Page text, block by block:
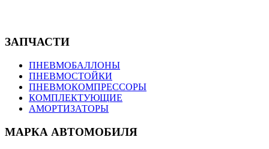
ЗАПЧАСТИ
ПНЕВМОБАЛЛОНЫ
ПНЕВМОСТОЙКИ
ПНЕВМОКОМПРЕССОРЫ
КОМПЛЕКТУЮЩИЕ
АМОРТИЗАТОРЫ
МАРКА АВТОМОБИЛЯ